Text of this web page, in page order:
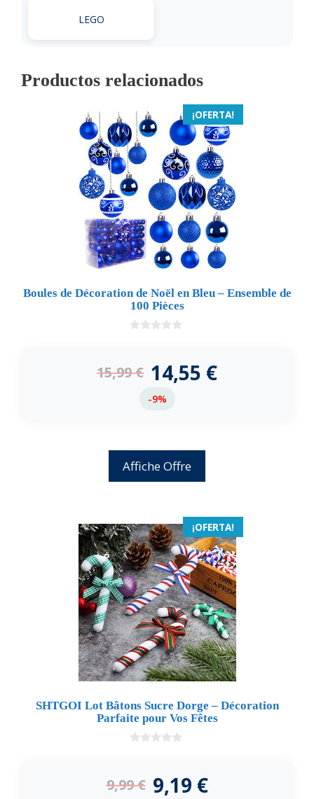
LEGO
Productos relacionados
¡OFERTA!
Boules de Décoration de Noël en Bleu – Ensemble de
100 Pièces
5
15,99€ 14,55 €
-9%
Affiche Offre
¡OFERTA!
SHTGOI Lot Bâtons Sucre Dorge – Décoration
Parfaite pour Vos Fêtes
5
9,99€ 9,19 €